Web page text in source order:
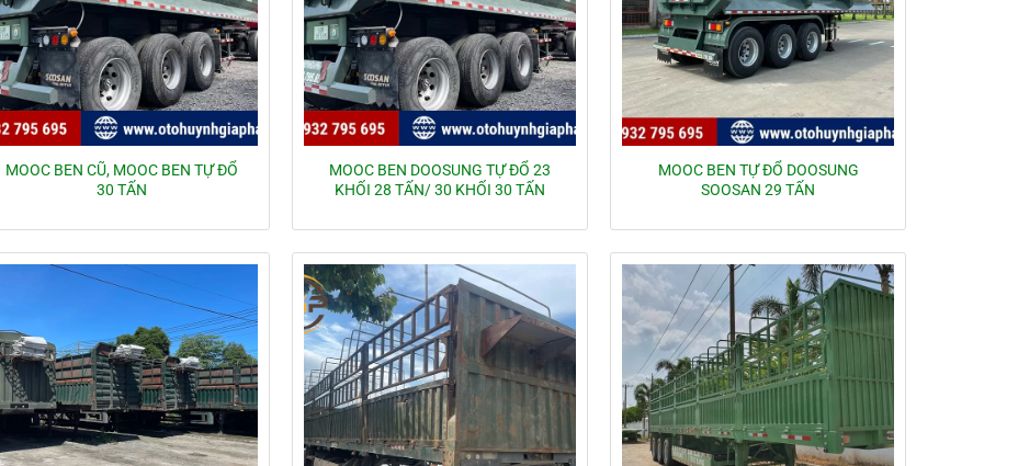
MOOC BEN CŨ, MOOC BEN TỰ ĐỔ
30 TẤN
MOOC BEN DOOSUNG TỰ ĐỔ 23
KHỐI 28 TẤN/ 30 KHỐI 30 TẤN
MOOC BEN TỰ ĐỔ DOOSUNG
SOOSAN 29 TẤN